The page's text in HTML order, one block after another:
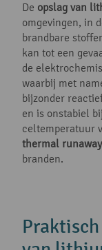
De opslag van
omgevingen, in
brandbare
kan tot een
de
waarbij met
bijzonder
en is onstabiel
celtemperatuur
thermal
branden.